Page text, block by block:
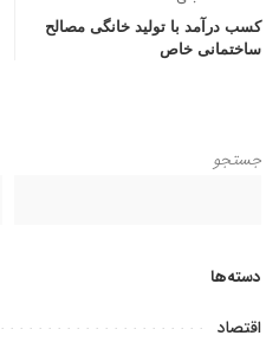
کسب درآمد با تولید خانگی مصالح
ساختمانی خاص
جستجو
دسته‌ها
اقتصاد